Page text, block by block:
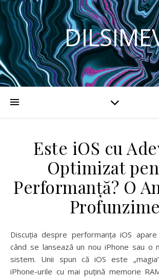
Este iOS cu
Optimizat
Performanță? O
Profunzime
Discuția despre performanța iOS apare de fiecare dată
când se lansează un nou iPhone sau o
sistem. Unii spun că iOS este
iPhone-urile cu mai puțină memorie